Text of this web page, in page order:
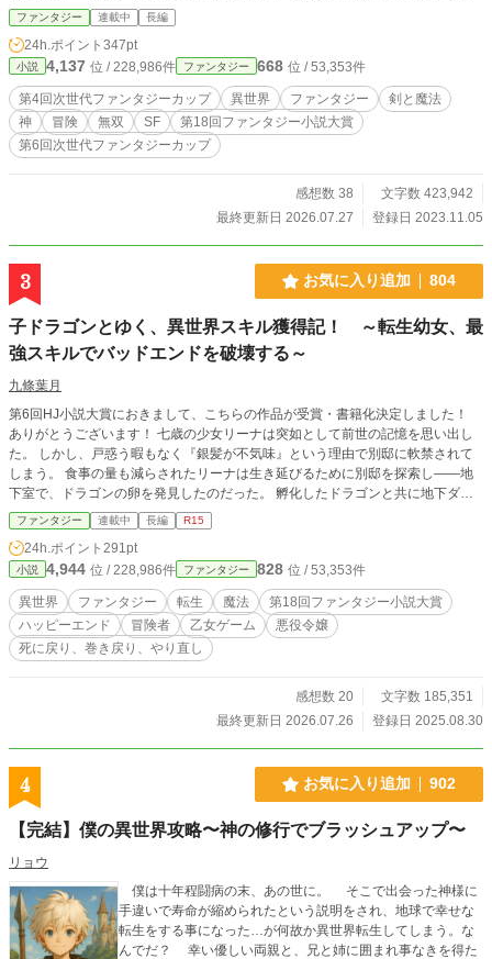
フェリアが創造した神の称号とスキルが眠っていた。しかし創造神アルフェリア
の手違いで神のスキルが使いたくても使えなかったのだ。 創造神アルフェリ
アはクレイの魂を呼び寄せお詫びに神の称号とスキルを書き換える。それは経験
したスキルを自分のものに出来るものであった。 そしてクレイは元居た世界
に転生しゼノアとして二度目の人生を始める。ここから前世での惨めな人生を振
り払うように神級スキルを引っ提げて冒険者として突き進む少年ゼノアの物語が
始まる。
ファンタジー 連載中 長編
24h.ポイント 347pt
小説 4,137 位 / 228,986件 ファンタジー 668 位 / 53,353件
第4回次世代ファンタジーカップ 異世界 ファンタジー
剣と魔法
神
冒険 無双 SF
第18回ファンタジー小説大賞
第6回次世代ファンタジーカップ
感想数 38
文字数 423,942
最終更新日 2026.07.27
登録日 2023.11.05
3 お気に入り追加 804
子ドラゴンとゆく、異世界スキル獲得記！ ～転生幼女、最
強スキルでバッドエンドを破壊する～
九條葉月
第6回HJ小説大賞におきまして、こちらの作品が受賞・書籍化決定しました！
ありがとうございます！ 七歳の少女リーナは突如として前世の記憶を思い出し
た。 しかし、戸惑う暇もなく『銀髪が不気味』という理由で別邸に軟禁されて
しまう。 食事の量も減らされたリーナは生き延びるために別邸を探索し――地
下室で、ドラゴンの卵を発見したのだった。 孵化したドラゴンと共に地下ダン
ジョンに潜るリーナ。すべては、軟禁下でも生き延びるために……。 これは、
前を向き続けた少女が聖女となり、邪竜を倒し、いずれは魔王となって平和に暮
らす物語……。
ファンタジー 連載中 長編 R15
24h.ポイント 291pt
小説 4,944 位 / 228,986件 ファンタジー 828 位 / 53,353件
異世界 ファンタジー 転生 魔法
第18回ファンタジー小説大賞
ハッピーエンド
冒険者 乙女ゲーム
悪役令嬢
死に戻り、巻き戻り、やり直し
感想数 20
文字数 185,351
最終更新日 2026.07.26
登録日 2025.08.30
4 お気に入り追加 902
【完結】僕の異世界攻略〜神の修行でブラッシュアップ〜
リョウ
僕は十年程闘病の末、あの世に。 そこで出会った神様に
手違いで寿命が縮められたという説明をされ、地球で幸せな
転生をする事になった…が何故か異世界転生してしまう。な
んでだ？ 幸い優しい両親と、兄と姉に囲まれ事なきを得た